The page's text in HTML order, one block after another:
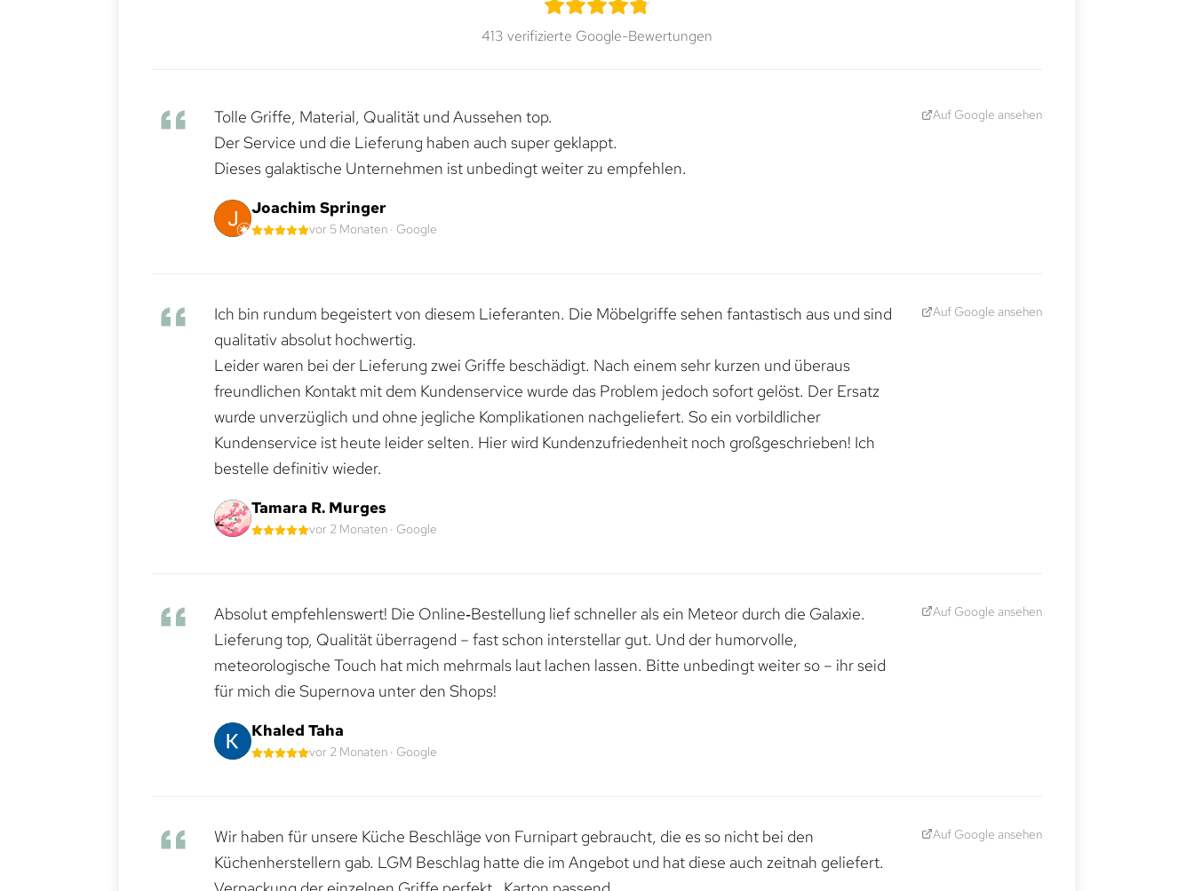
413 verifizierte Google-Bewertungen
Tolle Griffe, Material, Qualität und Aussehen top.
Der Service und die Lieferung haben auch super geklappt.
Dieses galaktische Unternehmen ist unbedingt weiter zu empfehlen.
Joachim Springer
vor 5 Monaten · Google
Auf Google ansehen
Ich bin rundum begeistert von diesem Lieferanten. Die Möbelgriffe sehen fantastisch aus und sind
qualitativ absolut hochwertig.
Leider waren bei der Lieferung zwei Griffe beschädigt. Nach einem sehr kurzen und überaus
freundlichen Kontakt mit dem Kundenservice wurde das Problem jedoch sofort gelöst. Der Ersatz
wurde unverzüglich und ohne jegliche Komplikationen nachgeliefert. So ein vorbildlicher
Kundenservice ist heute leider selten. Hier wird Kundenzufriedenheit noch großgeschrieben! Ich
bestelle definitiv wieder.
Tamara R. Murges
vor 2 Monaten · Google
Auf Google ansehen
Absolut empfehlenswert! Die Online‑Bestellung lief schneller als ein Meteor durch die Galaxie.
Lieferung top, Qualität überragend – fast schon interstellar gut. Und der humorvolle,
meteorologische Touch hat mich mehrmals laut lachen lassen. Bitte unbedingt weiter so – ihr seid
für mich die Supernova unter den Shops!
Khaled Taha
vor 2 Monaten · Google
Auf Google ansehen
Wir haben für unsere Küche Beschläge von Furnipart gebraucht, die es so nicht bei den
Küchenherstellern gab. LGM Beschlag hatte die im Angebot und hat diese auch zeitnah geliefert.
Auf Google ansehen